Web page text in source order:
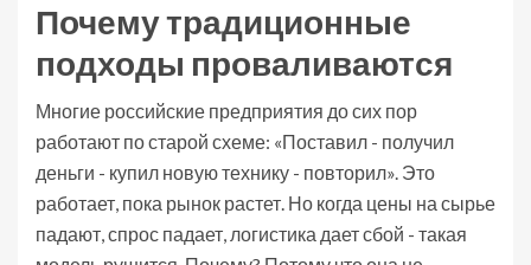
Почему традиционные
подходы проваливаются
Многие российские предприятия до сих пор
работают по старой схеме: «Поставил - получил
деньги - купил новую технику - повторил». Это
работает, пока рынок растет. Но когда цены на сырье
падают, спрос падает, логистика дает сбой - такая